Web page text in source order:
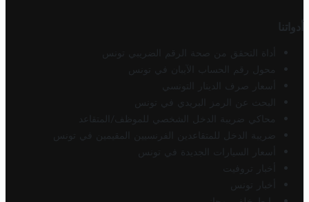
أدواتنا
أداة التحقق من صحة الرقم الضريبي تونس
محول رقم الحساب الآيبان في تونس
أسعار صرف الدينار التونسي
البحث عن الرمز البريدي في تونس
محاكي ضريبة الدخل الشخصي للموظف/المتقاعد
ضريبة الدخل للمتقاعدين الفرنسيين المقيمين في تونس
أسعار السيارات الجديدة في تونس
أخبار تروفيت
أخبار تونس